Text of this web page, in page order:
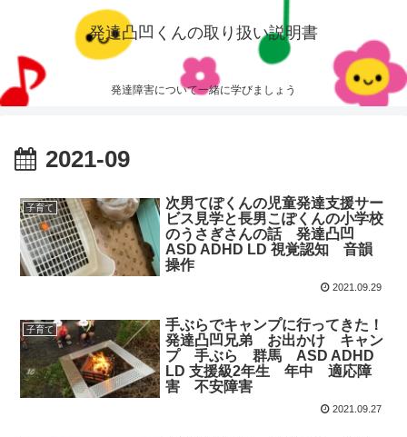
発達凸凹くんの取り扱い説明書
発達障害について一緒に学びましょう
2021-09
子育て
次男てぽくんの児童発達支援サー
ビス見学と長男こぽくんの小学校
のうさぎさんの話 発達凸凹
ASD ADHD LD 視覚認知 音韻
操作
2021.09.29
子育て
手ぶらでキャンプに行ってきた！
発達凸凹兄弟 お出かけ キャン
プ 手ぶら 群馬 ASD ADHD
LD 支援級2年生 年中 適応障
害 不安障害
2021.09.27